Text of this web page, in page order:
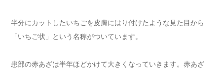
半分にカットしたいちごを皮膚にはり付けたような見た目から
「いちご状」という名称がついています。
患部の赤あざは半年ほどかけて大きくなっていきます。赤あざ